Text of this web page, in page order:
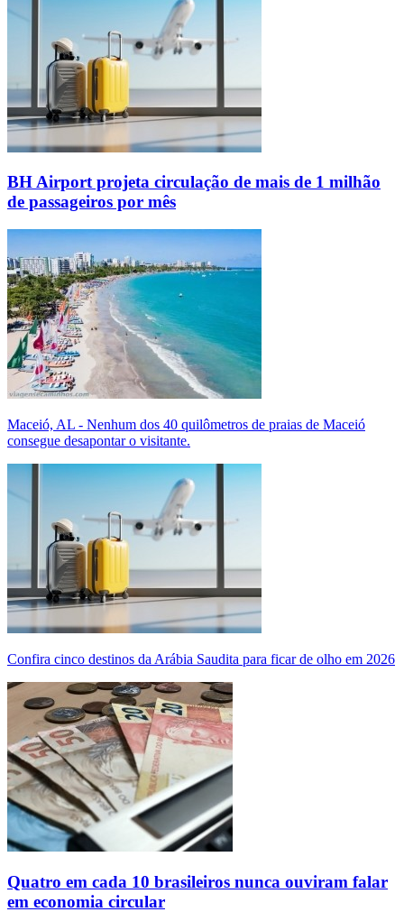
BH Airport projeta circulação de mais de 1 milhão
de passageiros por mês
Maceió, AL - Nenhum dos 40 quilômetros de praias de Maceió
consegue desapontar o visitante.
Confira cinco destinos da Arábia Saudita para ficar de olho em 2026
Quatro em cada 10 brasileiros nunca ouviram falar
em economia circular